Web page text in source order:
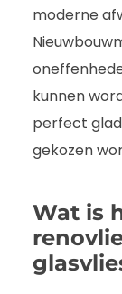
moderne
kunnen
perfect
gekozen
Wat is